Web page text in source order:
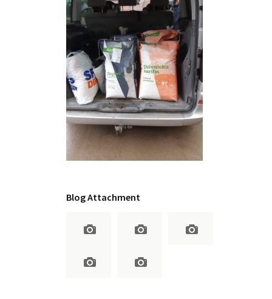
Blog Attachment